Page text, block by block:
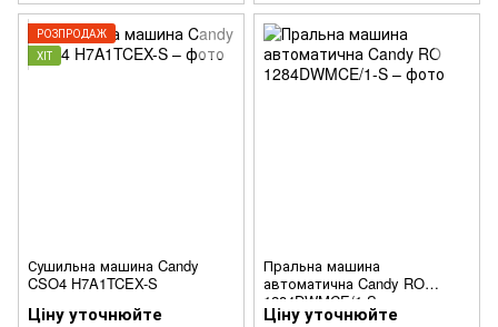
РОЗПРОДАЖ
ХІТ
Сушильна машина Candy
CSO4 H7A1TCEX-S
Ціну уточнюйте
Пральна машина
автоматична Candy RO
1284DWMCE/1-S
Ціну уточнюйте